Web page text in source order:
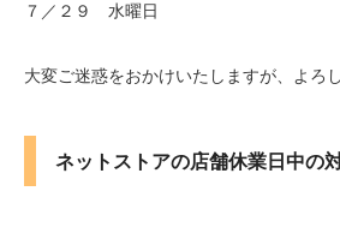
７／２９ 水曜日
大変ご迷惑をおかけいたしますが、よろ
ネットストアの店舗休業日中の